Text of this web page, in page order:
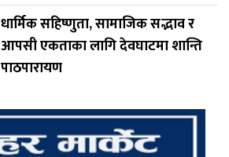
धार्मिक सहिष्णुता, सामाजिक सद्भाव र
आपसी एकताका लागि देवघाटमा शान्ति
पाठपारायण